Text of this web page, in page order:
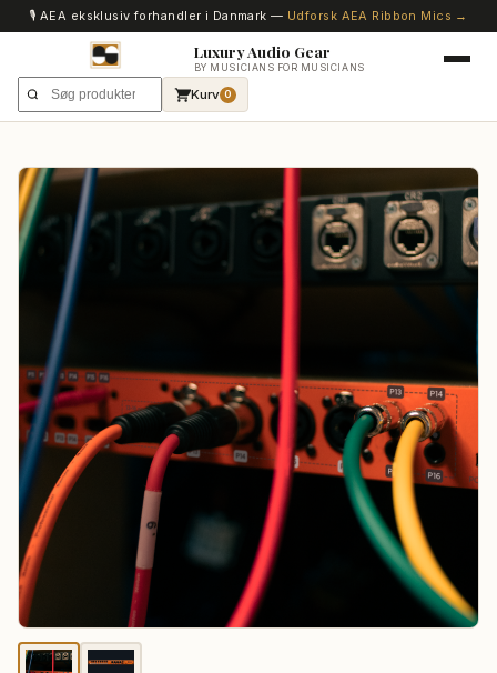
🎙️ AEA eksklusiv forhandler i Danmark — Udforsk AEA Ribbon Mics →
Luxury Audio Gear
BY MUSICIANS FOR MUSICIANS
Kurv 0